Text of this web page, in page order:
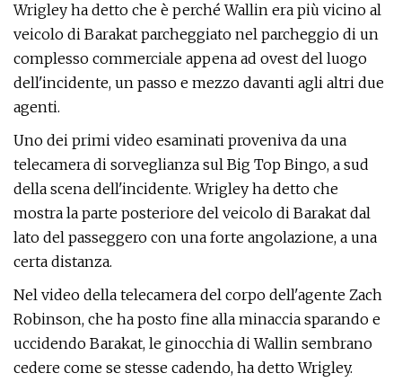
Wrigley ha detto che è perché Wallin era più vicino al
veicolo di Barakat parcheggiato nel parcheggio di un
complesso commerciale appena ad ovest del luogo
dell'incidente, un passo e mezzo davanti agli altri due
agenti.
Uno dei primi video esaminati proveniva da una
telecamera di sorveglianza sul Big Top Bingo, a sud
della scena dell'incidente. Wrigley ha detto che
mostra la parte posteriore del veicolo di Barakat dal
lato del passeggero con una forte angolazione, a una
certa distanza.
Nel video della telecamera del corpo dell'agente Zach
Robinson, che ha posto fine alla minaccia sparando e
uccidendo Barakat, le ginocchia di Wallin sembrano
cedere come se stesse cadendo, ha detto Wrigley.